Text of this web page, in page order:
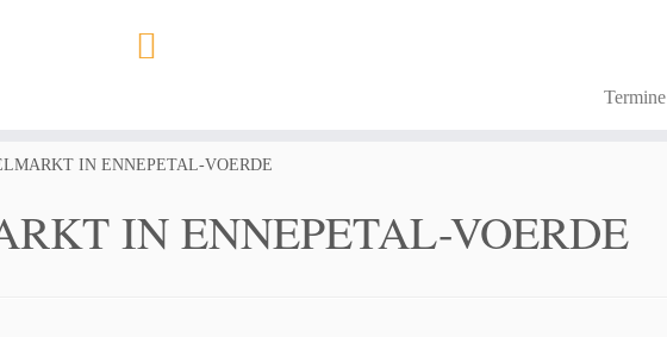
Termine
IN ENNEPETAL-VOERDE
IN ENNEPETAL-VOERDE